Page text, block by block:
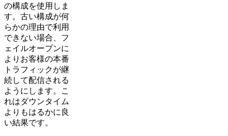
の構成を使用しま
す。古い構成が何
らかの理由で利用
できない場合、フ
ェイルオープンに
よりお客様の本番
トラフィックが継
続して配信される
ようにします。こ
れはダウンタイム
よりもはるかに良
い結果です。